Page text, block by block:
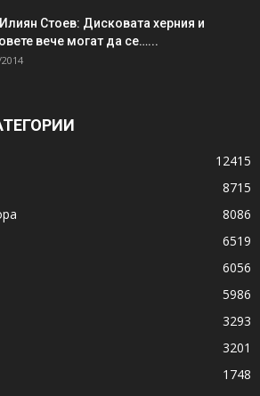
Стоев: Дисковата херния и
вече могат да се…...
12415
8715
8086
6519
6056
5986
3293
3201
1748